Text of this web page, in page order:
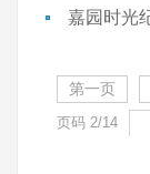
第一页
页码 2/14